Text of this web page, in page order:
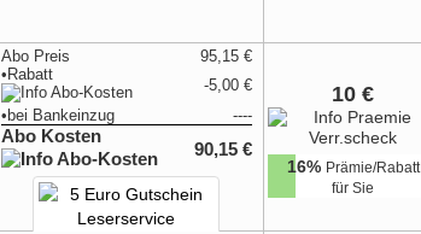
Abo Preis
95,15 €
•Rabatt
-5,00 €
• bei Bankeinzug ----
Abo Kosten
90,15 €
10 €
16% Prämie/Rabatt
für Sie